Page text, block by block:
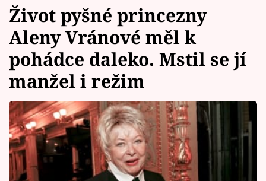
Témata
Celebrity
Vztahy
Seriály
Horoskopy
Život pyšné princezny
Aleny Vránové měl k
pohádce daleko. Mstil se jí
manžel i režim